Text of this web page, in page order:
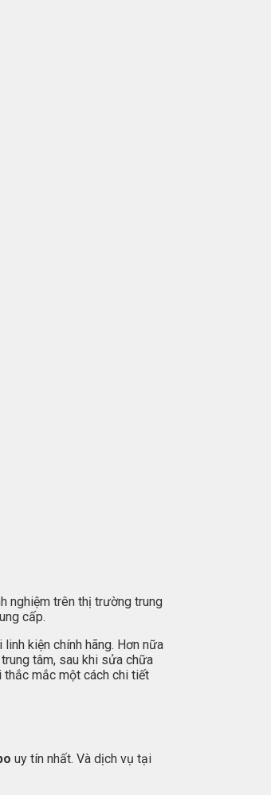
nghiệm trên thị trường trung
cấp.
kiện chính hãng. Hơn nữa
tâm, sau khi sửa chữa
mắc một cách chi tiết
uy tín nhất. Và dịch vụ tại